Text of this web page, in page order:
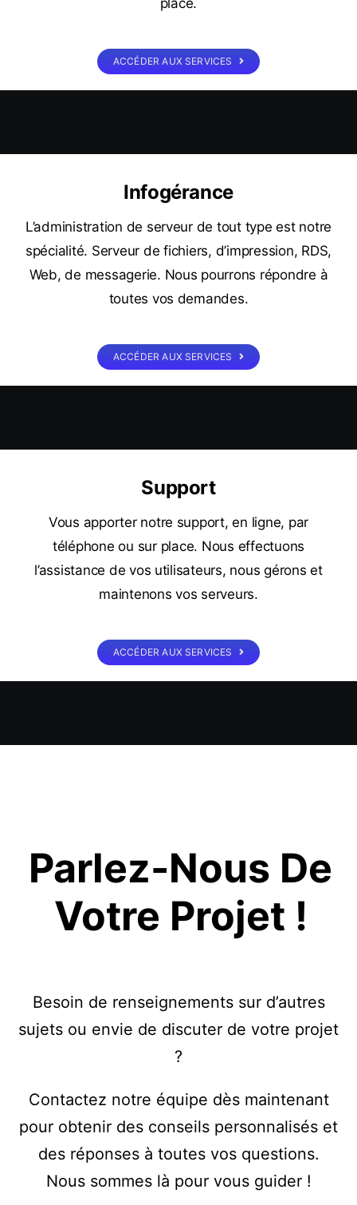
ACCÉDER AUX SERVICES
Infogérance
L’administration de serveur de tout type est notre
spécialité. Serveur de fichiers, d’impression, RDS,
Web, de messagerie. Nous pourrons répondre à
toutes vos demandes.
ACCÉDER AUX SERVICES
Support
Vous apporter notre support, en ligne, par
téléphone ou sur place. Nous effectuons
l’assistance de vos utilisateurs, nous gérons et
maintenons vos serveurs.
ACCÉDER AUX SERVICES
Parlez-nous De
Votre Projet !
Besoin de renseignements sur d’autres
sujets ou envie de discuter de votre projet
?
Contactez notre équipe dèsmaintenant
pour obtenir des conseils personnalisés et
des réponses à toutes vos questions.
Nous sommes là pour vous guider !